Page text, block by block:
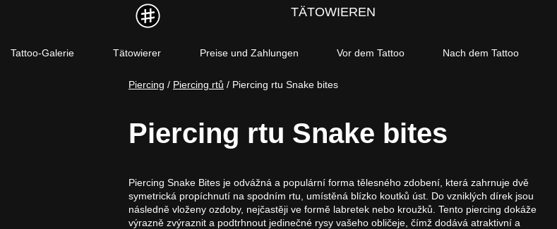
TÄTOWIEREN
Tattoo-Galerie Tätowierer Preise und Zahlungen Vor dem Tattoo Nach dem Tattoo
Piercing / Piercing rtů / Piercing rtu Snake bites
Piercing rtu Snake bites
Piercing Snake Bites je odvážná a populární forma tělesného zdobení, která zahrnuje dvě
symetrická propíchnutí na spodním rtu, umístěná blízko koutků úst. Do vzniklých dírek jsou
následně vloženy ozdoby, nejčastěji ve formě labretek nebo kroužků. Tento piercing dokáže
výrazně zvýraznit a podtrhnout jedinečné rysy vašeho obličeje, čímž dodává atraktivní a